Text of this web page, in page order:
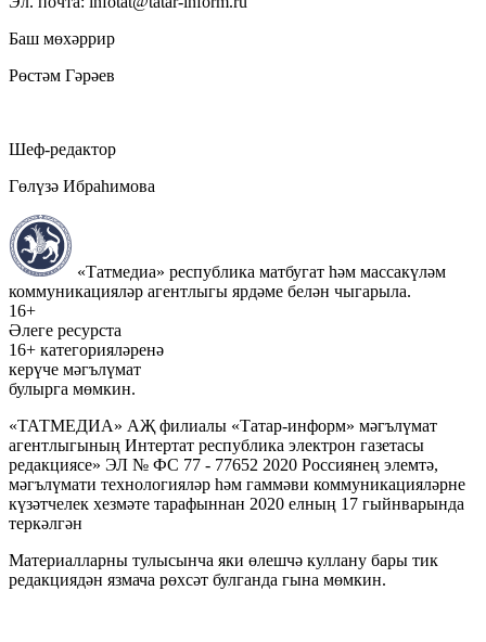
Баш мөхәррир
Рөстәм Гәрәев
Шеф-редактор
Гөлүзә Ибраһимова
«Татмедиа» республика матбугат һәм массакүләм
коммуникацияләр агентлыгы ярдәме белән чыгарыла.
16+
Әлеге ресурста
16+ категорияләренә
керүче мәгълүмат
булырга мөмкин.
«ТАТМЕДИА» АҖ филиалы «Татар-информ» мәгълүмат
агентлыгының Интертат республика электрон газетасы
редакциясе» ЭЛ № ФС 77 - 77652 2020 Россиянең элемтә,
мәгълүмати технологияләр һәм гаммәви коммуникацияләрне
күзәтчелек хезмәте тарафыннан 2020 елның 17 гыйнварында
теркәлгән
Материалларны тулысынча яки өлешчә куллану бары тик
редакциядән язмача рөхсәт булганда гына мөмкин.